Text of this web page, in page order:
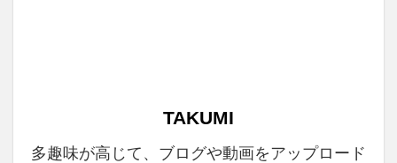
TAKUMI
多趣味が高じて、ブログや動画をアップロード